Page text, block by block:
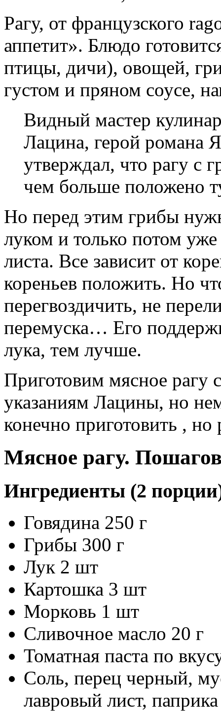
Рагу, от французского
аппетит». Блюдо
птицы, дичи), овощей,
густом и пряном соусе,
Видный мастер
Лацина, герой романа
утверждал, что рагу с
чем больше положено
Но перед этим грибы
луком и только потом
листа. Все зависит от
кореньев положить. Но
перегвоздичить, не
перемуска… Его
лука, тем лучше.
Приготовим мясное рагу
указаниям Лацины, но
конечно приготовить , но
Мясное рагу.
Ингредиенты (2
Говядина 250 г
Грибы 300 г
Лук 2 шт
Картошка 3 шт
Морковь 1 шт
Сливочное масло 20 г
Томатная паста по
Соль, перец черный,
лавровый лист,